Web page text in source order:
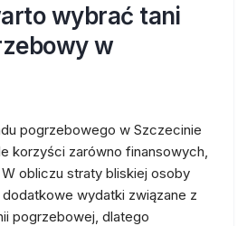
wybrać tani
w
pogrzebowego w Szczecinie
korzyści zarówno finansowych,
obliczu straty bliskiej osoby
wydatki związane z
pogrzebowej, dlatego